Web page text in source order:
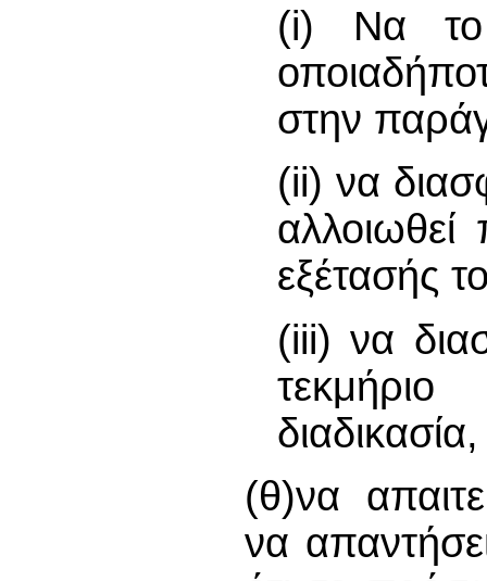
(i) Να το
στην
(ii) να
εξέτασής
(iii) να
(θ)να
να